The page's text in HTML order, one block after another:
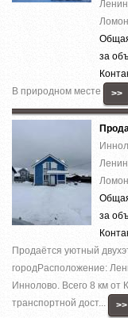
за
В природном месте
>>
за
Продаётся уютный
городРасположение:
Иннолово. Всего 8 км от
транспортной дост...
>>